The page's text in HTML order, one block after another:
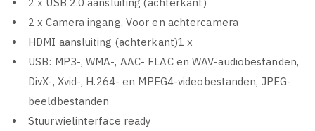
2 x Camera ingang, Voor en achtercamera
HDMI aansluiting (achterkant)1 x
USB: MP3-, WMA-, AAC- FLAC en WAV-audiobestanden,
DivX-, Xvid-, H.264- en MPEG4-videobestanden, JPEG-
beeldbestanden
Stuurwielinterface ready